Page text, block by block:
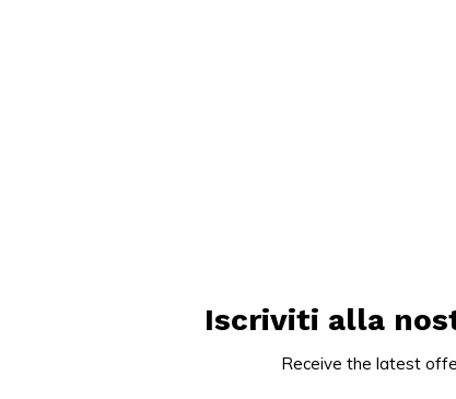
Iscriviti alla
Receive the latest